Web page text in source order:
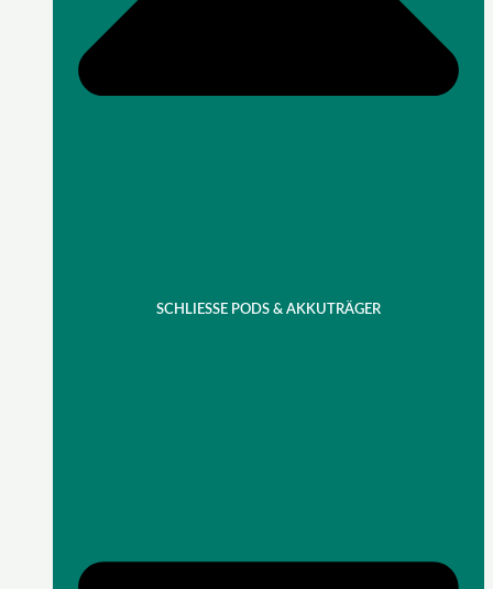
SCHLIESSE PODS & AKKUTRÄGER